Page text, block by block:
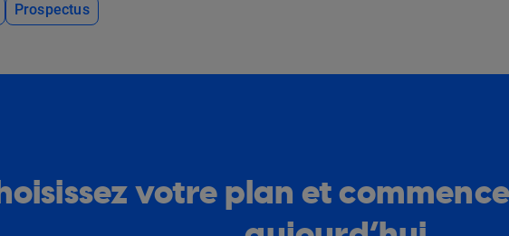
Prospectus
votre plan et